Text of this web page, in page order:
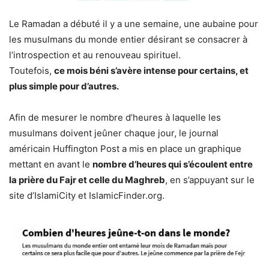
Le Ramadan a débuté il y a une semaine, une aubaine pour
les musulmans du monde entier désirant se consacrer à
l’introspection et au renouveau spirituel.
Toutefois, ce mois béni s’avère intense pour certains, et
plus simple pour d’autres.
Afin de mesurer le nombre d’heures à laquelle les
musulmans doivent jeûner chaque jour, le journal
américain Huffington Post a mis en place un graphique
mettant en avant le nombre d’heures qui s’écoulent entre
la prière du Fajr et celle du Maghreb, en s’appuyant sur le
site d’IslamiCity et IslamicFinder.org.